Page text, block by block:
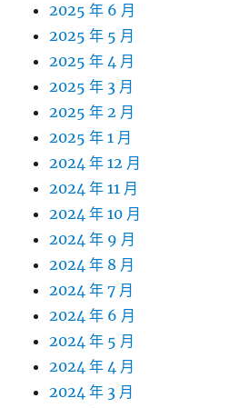
2025 年 6 月
2025 年 5 月
2025 年 4 月
2025 年 3 月
2025 年 2 月
2025 年 1 月
2024 年 12 月
2024 年 11 月
2024 年 10 月
2024 年 9 月
2024 年 8 月
2024 年 7 月
2024 年 6 月
2024 年 5 月
2024 年 4 月
2024 年 3 月